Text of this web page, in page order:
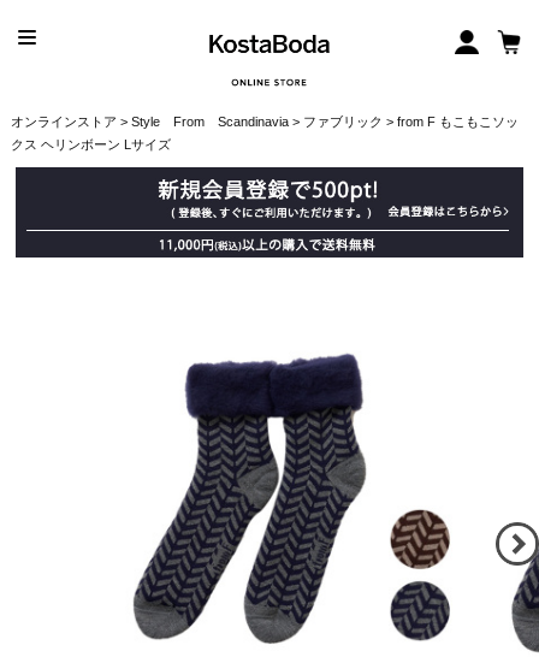
オンラインストア > Style From Scandinavia> ファブリック > from F もこもこソッ
クス ヘリンボーン Lサイズ